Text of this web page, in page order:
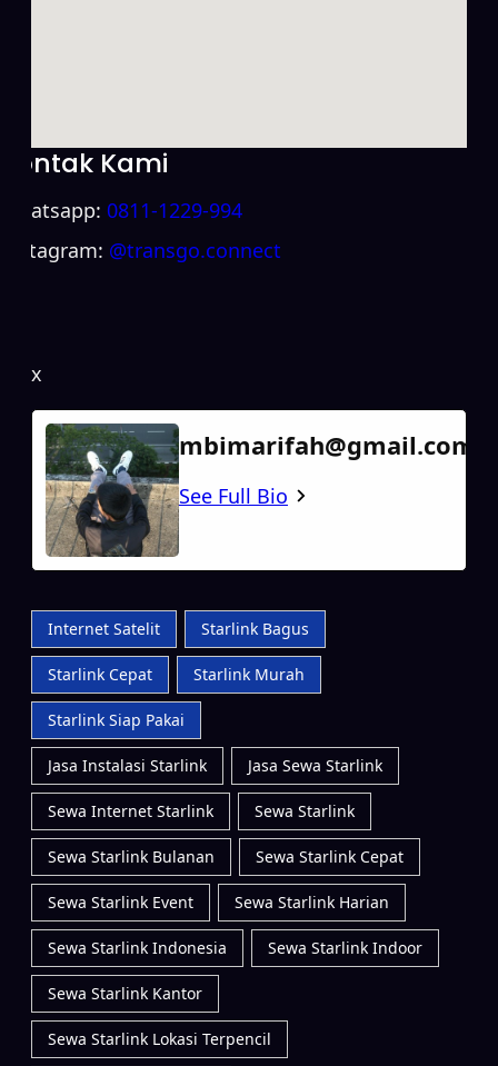
Kontak Kami
Whatsapp: 0811-1229-994
Instagram: @transgo.connect
x
mbimarifah@gmail.com
See Full Bio
Internet Satelit Starlink Bagus
Starlink Cepat Starlink Murah
Starlink Siap Pakai
Jasa Instalasi Starlink Jasa Sewa Starlink
Sewa Internet Starlink Sewa Starlink
Sewa Starlink Bulanan Sewa Starlink Cepat
Sewa Starlink Event Sewa Starlink Harian
Sewa Starlink Indonesia Sewa Starlink Indoor
Sewa Starlink Kantor
Sewa Starlink Lokasi Terpencil